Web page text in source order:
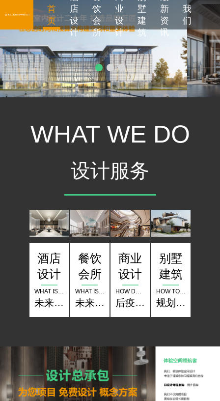
首
页
店
设
计
饮
会
所
业
设
计
墅
建
筑
新
资
讯
我
们
WHAT WE DO
设计服务
酒店
设计
WHAT IS THE COMPETITION OF HOTELS IN THE FUTURE
未来酒店的竞争是什么？
餐饮
会所
WHAT IS THE COMPETITION OF RESTAURANT THE FUTURE
未来餐厅的竞争是什么？
商业
设计
HOW DO BUSINESSES OPERATE IN THE POST EPIDEMIC PERIOD
后疫情时期商业怎样经营？
别墅
建筑
HOW TO SET UP A CLASSIC IN PLANNING LANDSCAPE ARCHITECTURE
规划 景观 建筑如何树立经典？